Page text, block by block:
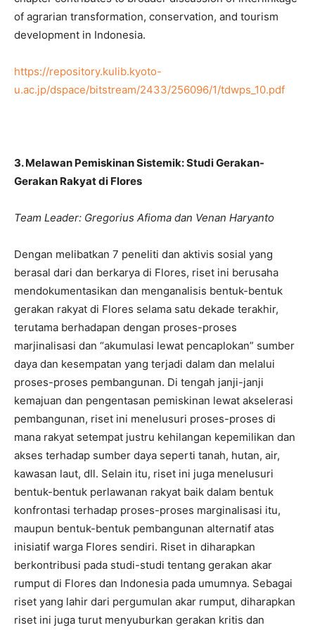
of agrarian transformation, conservation, and tourism
development in Indonesia.
https://repository.kulib.kyoto-
u.ac.jp/dspace/bitstream/2433/256096/1/tdwps_10.pdf
3. Melawan Pemiskinan Sistemik: Studi Gerakan-
Gerakan Rakyat di Flores
Team Leader: Gregorius Afioma dan Venan Haryanto
Dengan melibatkan 7 peneliti dan aktivis sosial yang
berasal dari dan berkarya di Flores, riset ini berusaha
mendokumentasikan dan menganalisis bentuk-bentuk
gerakan rakyat di Flores selama satu dekade terakhir,
terutama berhadapan dengan proses-proses
marjinalisasi dan “akumulasi lewat pencaplokan” sumber
daya dan kesempatan yang terjadi dalam dan melalui
proses-proses pembangunan. Di tengah janji-janji
kemajuan dan pengentasan pemiskinan lewat akselerasi
pembangunan, riset ini menelusuri proses-proses di
mana rakyat setempat justru kehilangan kepemilikan dan
akses terhadap sumber daya seperti tanah, hutan, air,
kawasan laut, dll. Selain itu, riset ini juga menelusuri
bentuk-bentuk perlawanan rakyat baik dalam bentuk
konfrontasi terhadap proses-proses marginalisasi itu,
maupun bentuk-bentuk pembangunan alternatif atas
inisiatif warga Flores sendiri. Riset in diharapkan
berkontribusi pada studi-studi tentang gerakan akar
rumput di Flores dan Indonesia pada umumnya. Sebagai
riset yang lahir dari pergumulan akar rumput, diharapkan
riset ini juga turut menyuburkan gerakan kritis dan